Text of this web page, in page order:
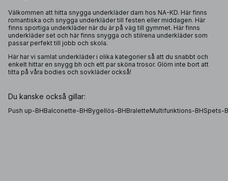
Välkommen att hitta snygga underkläder dam hos NA-KD. Här finns
romantiska och snygga underkläder till festen eller middagen. Här
finns sportiga underkläder när du är på väg till gymmet. Här finns
underkläder set och här finns snygga och stilrena underkläder som
passar perfekt till jobb och skola.
Här har vi samlat underkläder i olika kategorier så att du snabbt och
enkelt hittar en snygg bh och ett par sköna trosor. Glöm inte bort att
titta på våra bodies och sovkläderockså!
Du kanske också gillar:
Push up-BHBalconette-BHBygellös-BHBraletteMultifunktions-BHSpets-